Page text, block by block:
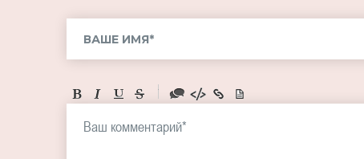
-
-
-